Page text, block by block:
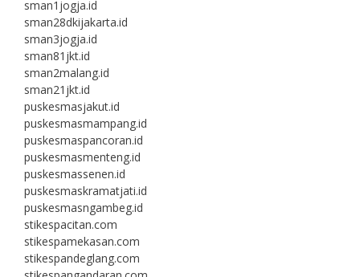
sman1jogja.id
sman28dkijakarta.id
sman3jogja.id
sman81jkt.id
sman2malang.id
sman21jkt.id
puskesmasjakut.id
puskesmasmampang.id
puskesmaspancoran.id
puskesmasmenteng.id
puskesmassenen.id
puskesmaskramatjati.id
puskesmasngambeg.id
stikespacitan.com
stikespamekasan.com
stikespandeglang.com